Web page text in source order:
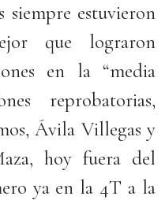
siempre estuvieron
que lograron
en la “media
reprobatorias,
Ávila Villegas y
hoy fuera del
ya en la 4T a la